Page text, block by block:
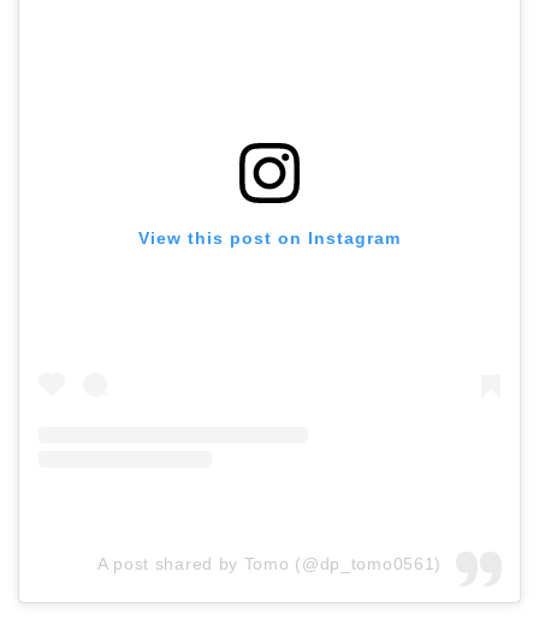
View this post on Instagram
A post shared by Tomo (@dp_tomo0561)